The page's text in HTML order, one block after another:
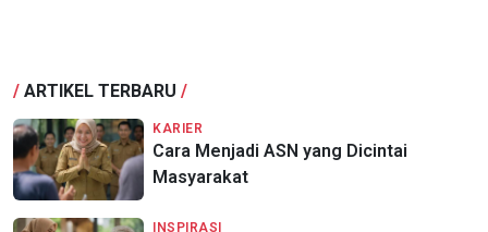
/ ARTIKEL TERBARU /
KARIER
Cara Menjadi ASN yang Dicintai
Masyarakat
INSPIRASI